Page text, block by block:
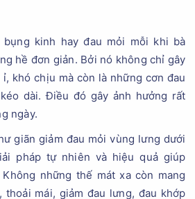
kinh hay đau mỏi mỗi khi bà
hề đơn giản. Bởi nó không chỉ gây
khó chịu mà còn là những cơn đau
dài. Điều đó gây ảnh hưởng rất
ngày.
giãn giảm đau mỏi vùng lưng dưới
pháp tự nhiên và hiệu quả giúp
những thế mát xa còn mang
thoải mái, giảm đau lưng, đau khớp